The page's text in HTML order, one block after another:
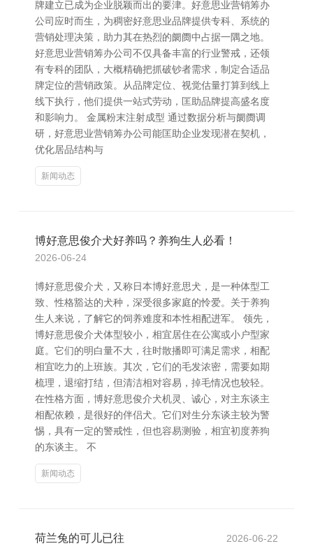
牌建立已成为企业脱颖而出的要津。好意思业营销筹办
公司应时而生，为稠密好意思业品牌提供专科、系统的
营销处理决策，助力其在热烈的阛阓中占据一隅之地。
好意思业营销筹办公司不仅具备丰富的行业警戒，还领
有专科的团队，大概精确把抓破钞者需求，制定合适品
牌定位的营销政策。从品牌定位、视觉估量打算到线上
线下执行，他们提供一站式劳动，匡助品牌提高盛名度
和影响力。 金属粉末注射成型 通过数据分析与阛阓调
研，好意思业营销筹办公司能匡助企业发现潜在契机，
优化居品结构与
新闻动态
博好意思俊介犬好养吗？养狗生人必看！
2026-06-24
博好意思俊介犬，又称日本博好意思犬，是一种体型工
致、性格豁达的犬种，深受很多家庭的怜爱。关于养狗
生人来说，了解它的饲养难度和本性相配进军。 领先，
博好意思俊介犬体型较小，相宜居住在公寓或小户型家
庭。它们的明白量不大，往时散播即可满足需求，相配
相宜吃力的上班族。其次，它们的毛发浓密，需要如期
梳理，退缩打结，但清洁相对容易，掉毛情况也较轻。
在性格方面，博好意思俊介犬机灵、诚心，对主东谈主
相配依赖，是很好的伴侣犬。它们对生分东谈主较为警
惕，具有一定的警戒性，但也容易测验，相宜初度养狗
的东谈主。 不
新闻动态
荷兰兔的可儿已往 2026-06-22